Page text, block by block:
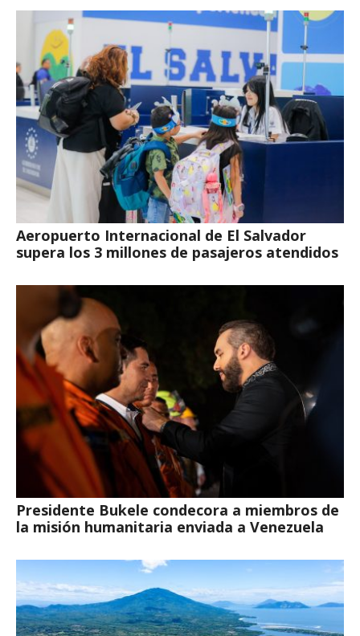
Aeropuerto Internacional de El Salvador
supera los 3 millones de pasajeros atendidos
Presidente Bukele condecora a miembros de
la misión humanitaria enviada a Venezuela